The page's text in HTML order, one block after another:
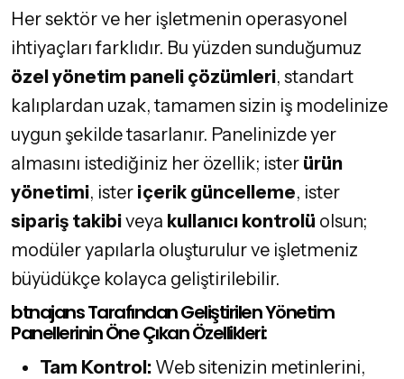
Her sektör ve her işletmenin operasyonel
ihtiyaçları farklıdır. Bu yüzden sunduğumuz
özel yönetim paneli çözümleri, standart
kalıplardan uzak, tamamen sizin iş modelinize
uygun şekilde tasarlanır. Panelinizde yer
almasını istediğiniz her özellik; ister ürün
yönetimi, ister içerik güncelleme, ister
sipariş takibiveya kullanıcı kontrolü olsun;
modüler yapılarla oluşturulur ve işletmeniz
büyüdükçe kolayca geliştirilebilir.
btnajans Tarafından Geliştirilen Yönetim
Panellerinin Öne Çıkan Özellikleri:
Tam Kontrol: Web sitenizin metinlerini,